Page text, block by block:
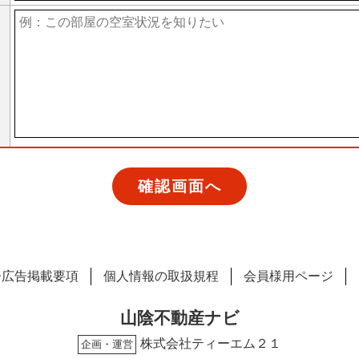
告掲載要項 個人情報の取扱規程 会員様用ページ
山陰不動産ナビ
企画・運営 株式会社ティーエム２１